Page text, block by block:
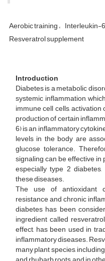
Aerobic training Interleukin-6
Resveratrol supplement
Introduction
Diabetes is a metabolic
systemic inflammation,
immune cell cells,
production of certain
6) is an inflammatory
levels in the body are
glucose tolerance.
signaling can be effective
especially type 2
these diseases.
The use of antioxidant
resistance and chronic
diabetes has been
ingredient called
effect, has been used in
inflammatory diseases.
many plant species,